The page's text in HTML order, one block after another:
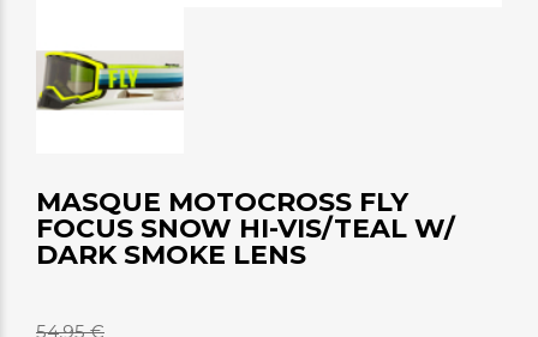
MASQUE MOTOCROSS FLY
FOCUS SNOW HI-VIS/TEAL W/
DARK SMOKE LENS
54,95 €